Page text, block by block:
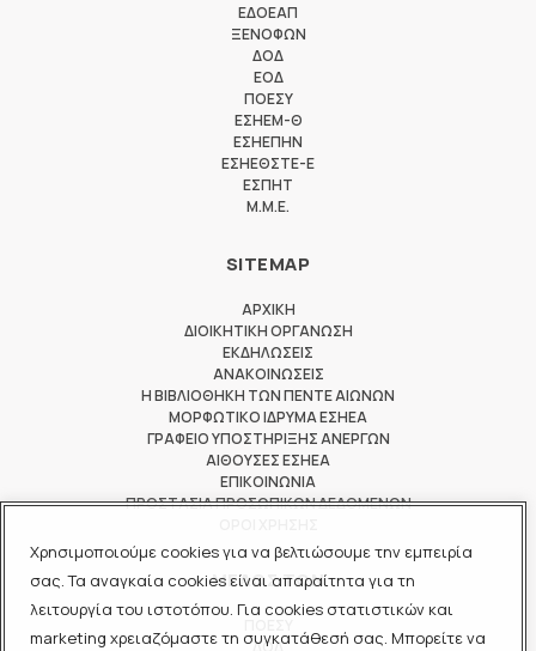
Χρησιμοποιούμε cookies για να βελτιώσουμε την εμπειρία
σας. Τα αναγκαία cookies είναι απαραίτητα για τη
λειτουργία του ιστοτόπου. Για cookies στατιστικών και
marketing χρειαζόμαστε τη συγκατάθεσή σας. Μπορείτε να
ΕΔΟΕΑΠ
ΞΕΝΟΦΩΝ
ΔΟΔ
ΕΟΔ
ΠΟΕΣΥ
ΕΣΗΕΜ-Θ
ΕΣΗΕΠΗΝ
ΕΣΗΕΘΣΤΕ-Ε
ΕΣΠΗΤ
M.M.E.
SITEMAP
ΑΡΧΙΚΗ
ΔΙΟΙΚΗΤΙΚΗ ΟΡΓΑΝΩΣΗ
ΕΚΔΗΛΩΣΕΙΣ
ΑΝΑΚΟΙΝΩΣΕΙΣ
Η ΒΙΒΛΙΟΘΗΚΗ ΤΩΝ ΠΕΝΤΕ ΑΙΩΝΩΝ
ΜΟΡΦΩΤΙΚΟ ΙΔΡΥΜΑ ΕΣΗΕΑ
ΓΡΑΦΕΙΟ ΥΠΟΣΤΗΡΙΞΗΣ ΑΝΕΡΓΩΝ
ΑΙΘΟΥΣΕΣ ΕΣΗΕΑ
ΕΠΙΚΟΙΝΩΝΙΑ
ΠΡΟΣΤΑΣΙΑ ΠΡΟΣΩΠΙΚΩΝ ΔΕΔΟΜΕΝΩΝ
ΜΕΛΟΣ ΤΩΝ
ΔΟΔ